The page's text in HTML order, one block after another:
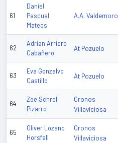
61
Daniel
Pascual
Mateos
A.A. Valdemoro
62
Adrian Arriero
Cabañero
At Pozuelo
63
Eva Gonzalvo
Castillo
At Pozuelo
64
Zoe Schroll
Pizarro
Cronos
Villaviciosa
65
Oliver Lozano
Horsfall
Cronos
Villaviciosa